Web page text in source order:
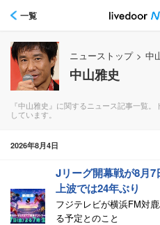
一覧
ニューストップ > 中
中山雅史
『中山雅史』に関するニュース記事一覧
しています。
2026年8月4日
Jリーグ開幕戦が8月
上波では24年ぶり
フジテレビが横浜FM対
る予定とのこと